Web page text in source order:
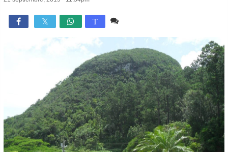
 T